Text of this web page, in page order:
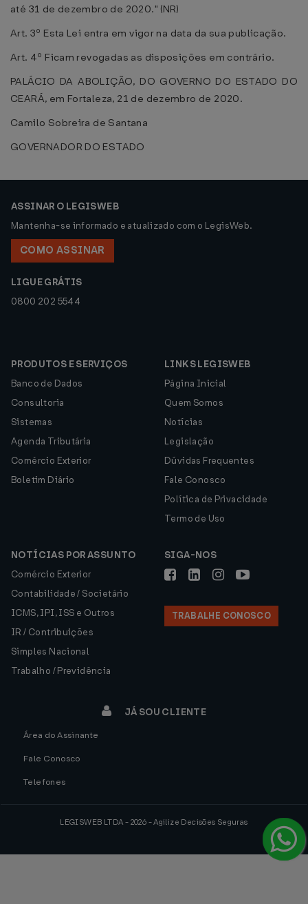
até 31 de dezembro de 2020." (NR)
Art. 3º Esta Lei entra em vigor na data da sua publicação.
Art. 4º Ficam revogadas as disposições em contrário.
PALÁCIO DA ABOLIÇÃO, DO GOVERNO DO ESTADO DO
CEARÁ, em Fortaleza, 21 de dezembro de 2020.
Camilo Sobreira de Santana
GOVERNADOR DO ESTADO
ASSINAR O LEGISWEB
Mantenha-se informado e atualizado com o LegisWeb.
COMO ASSINAR
LIGUE GRÁTIS
0800 202 5544
PRODUTOS E SERVIÇOS
Banco de Dados
Consultoria
Sistemas
Agenda Tributária
Comércio Exterior
Boletim Diário
LINKS LEGISWEB
Página Inicial
Quem Somos
Notícias
Legislação
Dúvidas Frequentes
Fale Conosco
Política de Privacidade
Termo de Uso
NOTÍCIAS POR ASSUNTO
Comércio Exterior
Contabilidade / Societário
ICMS, IPI, ISS e Outros
IR / Contribuições
Simples Nacional
Trabalho / Previdência
SIGA-NOS
TRABALHE CONOSCO
JÁ SOU CLIENTE
Área do Assinante
Fale Conosco
Telefones
LEGISWEB LTDA - 2026 - Agilize Decisões Seguras